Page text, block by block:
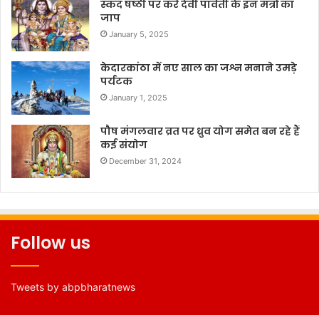
स्कंद षष्ठी पर करें देवी पार्वती के इन मंत्रों का
जाप
January 5, 2025
केदारकांठा में नए साल का जश्न मनाने उमड़े
पर्यटक
January 1, 2025
पौष मंगलवार व्रत पर ध्रुव योग समेत बन रहे हैं
कई संयोग
December 31, 2024
Follow us
Tweets by abpbharatnews